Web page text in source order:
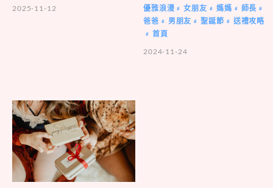
2025-11-12
優雅浪漫 # 女朋友 # 媽媽 # 師長 #
爸爸 # 男朋友 # 聖誕節 # 送禮攻略
# 首頁
2024-11-24